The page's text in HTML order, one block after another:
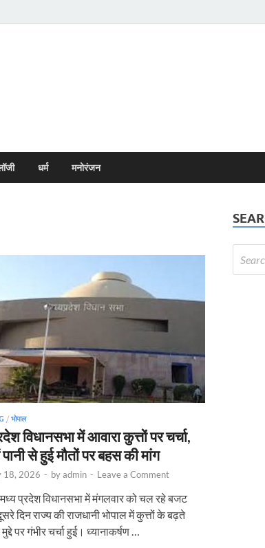
धर्म मनोरंजन
/ भोपाल
विधानसभा में आवारा कुत्तों पर चर्चा,
पानी से हुई मौतों पर बहस की मांग
18, 2026 - byadmin - Leave a Comment
प्रदेश विधानसभा में मंगलवार को चल रहे बजट
दिन राज्य की राजधानी भोपाल में कुत्तों के बढ़ते
पर गंभीर चर्चा हुई। ध्यानाकर्षण …